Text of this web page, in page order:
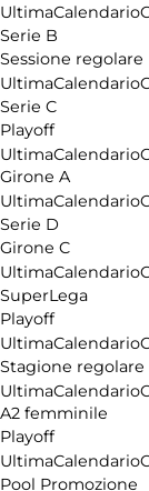
UltimaCalendario
Serie B
Sessione regolare
UltimaCalendario
Serie C
Playoff
UltimaCalendario
Girone A
UltimaCalendario
Serie D
Girone C
UltimaCalendario
SuperLega
Playoff
UltimaCalendario
Stagione regolare
UltimaCalendario
A2 femminile
Playoff
UltimaCalendario
Pool Promozione